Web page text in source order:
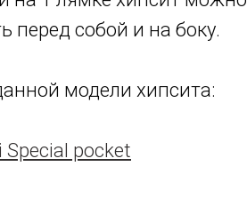
перед собой и на боку.
модели хипсита:
pocket